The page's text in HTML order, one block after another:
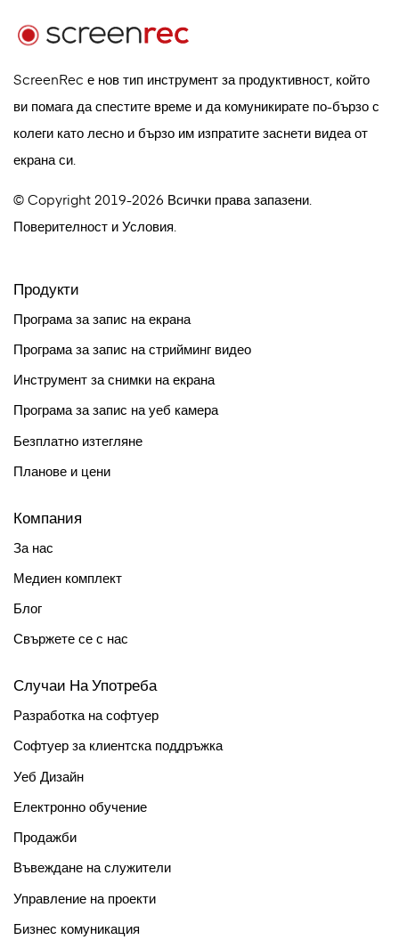
ScreenRec е нов тип инструмент за продуктивност, който
ви помага да спестите време и да комуникирате по-бързо с
колеги като лесно и бързо им изпратите заснети видеа от
екрана си.
© Copyright 2019-2026 Всички права запазени.
Поверителност иУсловия
Продукти
Програма за запис на екрана
Програма за запис на стрийминг видео
Инструмент за снимки на екрана
Програма за запис на уеб камера
Безплатно изтегляне
Планове и цени
Компания
За нас
Медиен комплект
Блог
Свържете се с нас
Случаи На Употреба
Разработка на софтуер
Софтуер за клиентска поддръжка
Уеб Дизайн
Електронно обучение
Продажби
Въвеждане на служители
Управление на проекти
Бизнес комуникация